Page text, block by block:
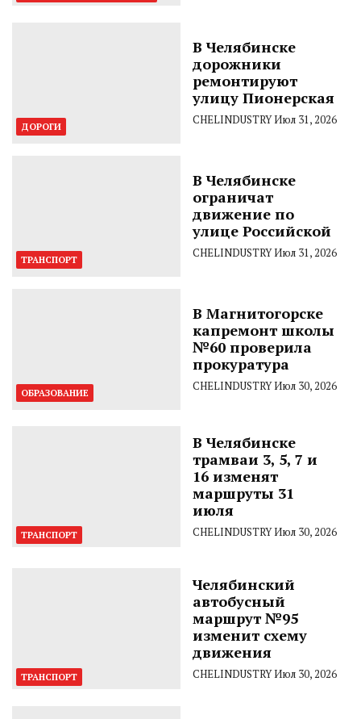
ДОРОГИ
В Челябинске
дорожники
ремонтируют
улицу Пионерская
CHELINDUSTRYИюл 31, 2026
ТРАНСПОРТ
В Челябинске
ограничат
движение по
улице Российской
CHELINDUSTRYИюл 31, 2026
ОБРАЗОВАНИЕ
В Магнитогорске
капремонт школы
№60 проверила
прокуратура
CHELINDUSTRYИюл 30, 2026
ТРАНСПОРТ
В Челябинске
трамваи 3, 5, 7 и
16 изменят
маршруты 31
июля
CHELINDUSTRYИюл 30, 2026
ТРАНСПОРТ
Челябинский
автобусный
маршрут №95
изменит схему
движения
CHELINDUSTRYИюл 30, 2026